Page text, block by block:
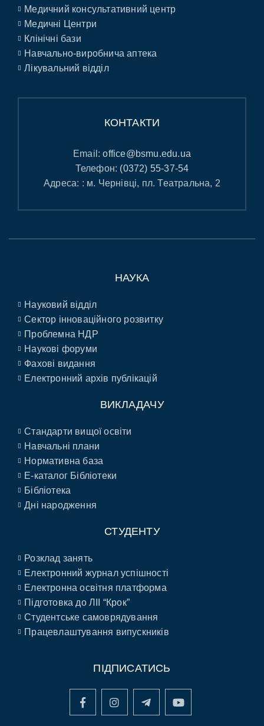
Медичний консультативний центр
Медичні Центри
Клінічні бази
Навчально-виробнича аптека
Лікувальний відділ
КОНТАКТИ
Email:office@bsmu.edu.ua
Телефон: (0372) 55-37-54
Адреса: : м. Чернівці, пл. Театральна, 2
НАУКА
Науковий відділ
Сектор інноваційного розвитку
Проблемна НДР
Наукові форуми
Фахові видання
Електронний архів публікацій
ВИКЛАДАЧУ
Стандарти вищої освіти
Навчальні плани
Нормативна база
E-каталог Бібліотеки
Бібліотека
Дні народження
СТУДЕНТУ
Розклад занять
Електронний журнал успішності
Електронна освітня платформа
Підготовка до ЛІІ “Крок”
Студентське самоврядування
Працевлаштування випускників
ПІДПИСАТИСЬ